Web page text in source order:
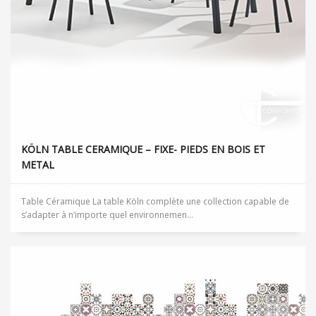
KÖLN TABLE CERAMIQUE – FIXE- PIEDS EN BOIS ET
METAL
Table Céramique La table Köln complète une collection capable de
s’adapter à n’importe quel environnemen...